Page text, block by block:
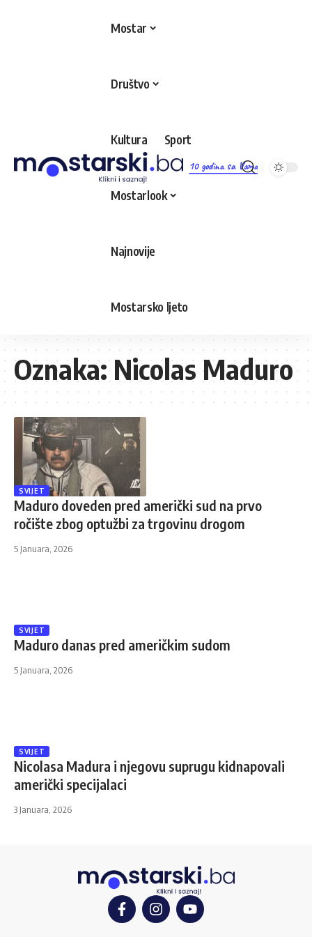
10 godina sa Vama
Mostar
Društvo
Kultura Sport
Mostarlook
Najnovije
Mostarsko ljeto
Oznaka:Nicolas Maduro
SVIJET
Maduro doveden pred američki sud na prvo
ročište zbog optužbi za trgovinu drogom
5 Januara, 2026
SVIJET
Maduro danas pred američkim sudom
5 Januara, 2026
SVIJET
Nicolasa Madura i njegovu suprugu kidnapovali
američki specijalaci
3 Januara, 2026